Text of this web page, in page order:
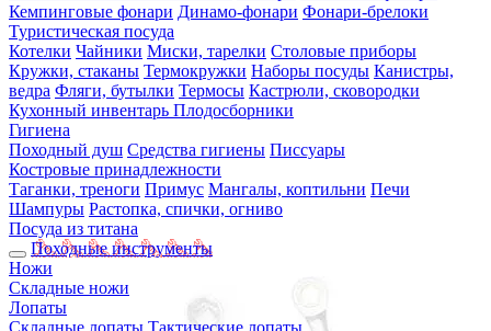
Кемпинговые фонари Динамо-фонари Фонари-брелоки
Туристическая посуда
Котелки Чайники Миски, тарелки Столовые приборы
Кружки, стаканы Термокружки Наборы посуды Канистры,
ведра Фляги, бутылки Термосы Кастрюли, сковородки
Кухонный инвентарь Плодосборники
Гигиена
Походный душ Средства гигиены Писсуары
Костровые принадлежности
Таганки, треноги Примус Мангалы, коптильни Печи
Шампуры Растопка, спички, огниво
Посуда из титана
Походные инструменты
Ножи
Складные ножи
Лопаты